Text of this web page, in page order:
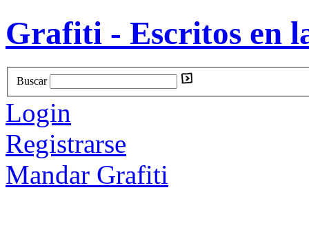
Grafiti - Escritos en
Buscar
Login
Registrarse
Mandar Grafiti